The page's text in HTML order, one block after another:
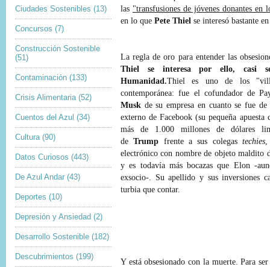
Ciudades Sostenibles (13)
Concursos (7)
Construcción Sostenible
(51)
Contaminación (133)
Crisis Alimentaria (52)
Cuentos del Azul (34)
Cultura (90)
Datos Curiosos (443)
De Azul Andar (43)
Deportes (10)
Depresión y Ansiedad (2)
Desarrollo Sostenible (182)
Descubrimientos (199)
las "transfusiones de jóvenes donantes en
en lo que Pete Thiel se interesó bastante
La regla de oro para entender las
Thiel se interesa por ello, casi
Humanidad.Thiel es uno de los
contemporánea: fue el cofundador de
Musk de su empresa en cuanto se fue
externo de Facebook (su pequeña apuesta
más de 1.000 millones de dólares
deTrump frente a sus colegastechies,
electrónico con nombre de objeto maldito
y es todavía más bocazas que Elon -
exsocio-. Su apellido y sus inversiones
turbia que contar.
Y está obsesionado con la muerte. Para